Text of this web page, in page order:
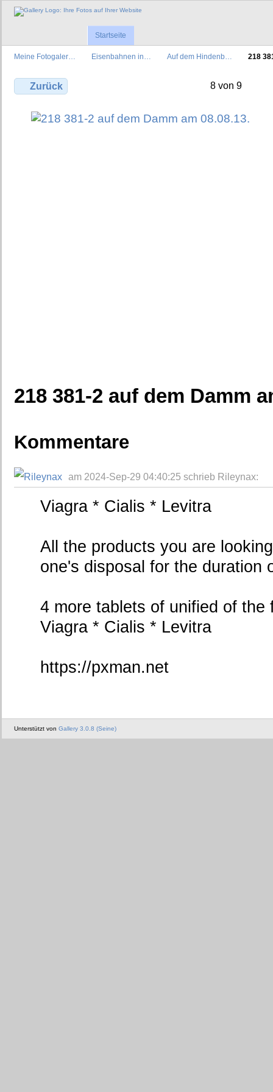
Startseite
Meine Fotogaler… Eisenbahnen in… Auf dem Hindenb… 218
Zurück 8 von 9
218 381-2 auf dem Damm
Kommentare
am 2024-Sep-29 04:40:25 schrieb Rileynax:
Viagra * Cialis * Levitra
All the products you are
one's disposal for the duration
4 more tablets of unified of the
Viagra * Cialis * Levitra
https://pxman.net
Unterstützt von Gallery 3.0.8 (Seine)